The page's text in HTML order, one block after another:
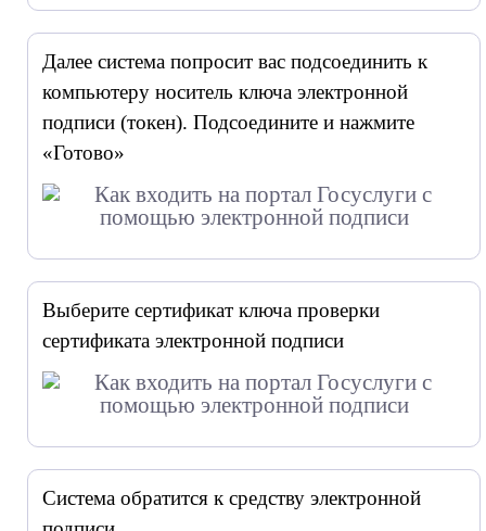
Далее система попросит вас подсоединить к
компьютеру носитель ключа электронной
подписи (токен). Подсоедините и нажмите
«Готово»
Выберите сертификат ключа проверки
сертификата электронной подписи
Система обратится к средству электронной